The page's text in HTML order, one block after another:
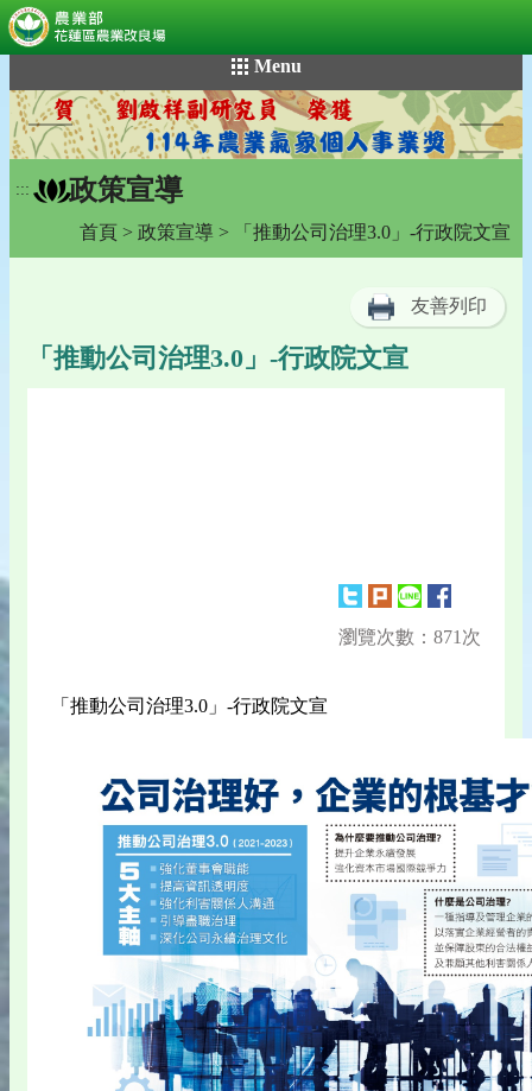
到
主
要
內
容
Menu
::: 政策宣導
首頁 > 政策宣導 > 「推動公司治理3.0」-行政院文宣
友善列印
「推動公司治理3.0」-行政院文宣
瀏覽次數：871次
「推動公司治理3.0」-行政院文宣